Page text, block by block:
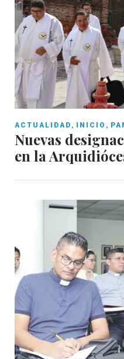
ACTUALIDAD , INICIO ,
Nuevas
en la